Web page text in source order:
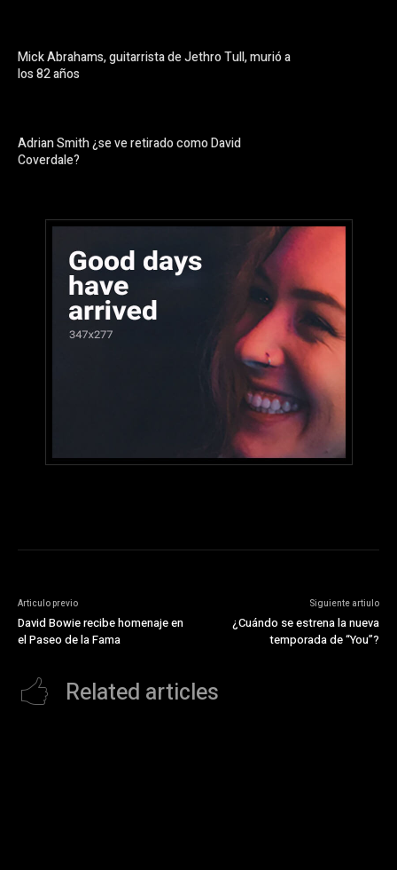
Mick Abrahams, guitarrista de Jethro Tull, murió a
los 82 años
Adrian Smith ¿se ve retirado como David
Coverdale?
Articulo previo
David Bowie recibe homenaje en
el Paseo de la Fama
Siguiente artiulo
¿Cuándo se estrena la nueva
temporada de “You”?
Related articles